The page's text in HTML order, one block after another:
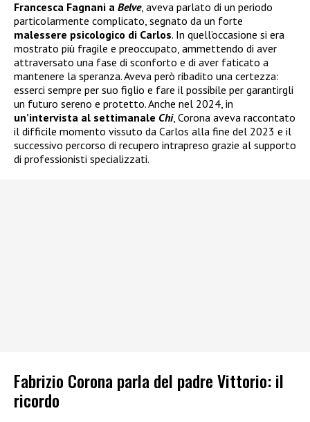
Francesca Fagnani a Belve, aveva parlato di un periodo
particolarmente complicato, segnato da un forte
malessere psicologico di Carlos. In quell’occasione si era
mostrato più fragile e preoccupato, ammettendo di aver
attraversato una fase di sconforto e di aver faticato a
mantenere la speranza. Aveva però ribadito una certezza:
esserci sempre per suo figlio e fare il possibile per garantirgli
un futuro sereno e protetto. Anche nel 2024, in
un’intervista al settimanale Chi, Corona aveva raccontato
il difficile momento vissuto da Carlos alla fine del 2023 e il
successivo percorso di recupero intrapreso grazie al supporto
di professionisti specializzati.
Fabrizio Corona parla del padre Vittorio: il
ricordo